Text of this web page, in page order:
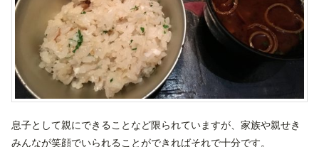
息子として親にできることなど限られていますが、家族や親せき
みんなが笑顔でいられることができればそれで十分です。